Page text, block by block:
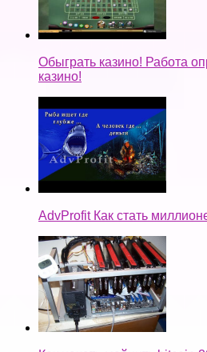
Обыграть казино! Работа
казино!
AdvProfit Как стать